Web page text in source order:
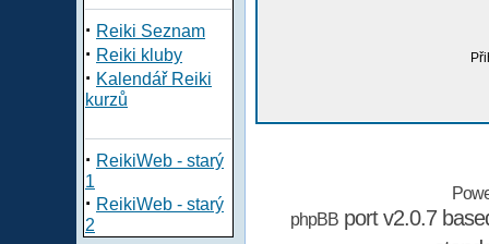
· Reiki Seznam
· Reiki kluby
· Kalendář Reiki
kurzů
· ReikiWeb - starý
1
· ReikiWeb - starý
2
phpBBport v2.0.7